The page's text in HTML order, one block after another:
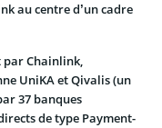
au centre d’un cadre
par Chainlink,
UniKA et Qivalis (un
37 banques
de type Payment-